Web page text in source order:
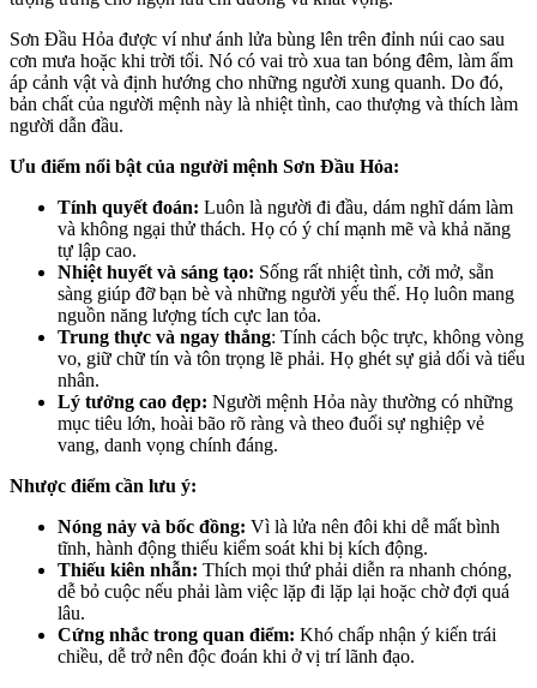
Sơn Đầu Hỏa được ví như ánh lửa bùng lên trên đỉnh núi cao sau
cơn mưa hoặc khi trời tối. Nó có vai trò xua tan bóng đêm, làm ấm
áp cảnh vật và định hướng cho những người xung quanh. Do đó,
bản chất của người mệnh này là nhiệt tình, cao thượng và thích làm
người dẫn đầu.
Ưu điểm nổi bật của người mệnh Sơn Đầu Hỏa:
Tính quyết đoán: Luôn là người đi đầu, dám nghĩ dám làm
và không ngại thử thách. Họ có ý chí mạnh mẽ và khả năng
tự lập cao.
Nhiệt huyết và sáng tạo: Sống rất nhiệt tình, cởi mở, sẵn
sàng giúp đỡ bạn bè và những người yếu thế. Họ luôn mang
nguồn năng lượng tích cực lan tỏa.
Trung thực và ngay thẳng: Tính cách bộc trực, không vòng
vo, giữ chữ tín và tôn trọng lẽ phải. Họ ghét sự giả dối và tiểu
nhân.
Lý tưởng cao đẹp: Người mệnh Hỏa này thường có những
mục tiêu lớn, hoài bão rõ ràng và theo đuổi sự nghiệp vẻ
vang, danh vọng chính đáng.
Nhược điểm cần lưu ý:
Nóng nảy và bốc đồng: Vì là lửa nên đôi khi dễ mất bình
tĩnh, hành động thiếu kiểm soát khi bị kích động.
Thiếu kiên nhẫn: Thích mọi thứ phải diễn ra nhanh chóng,
dễ bỏ cuộc nếu phải làm việc lặp đi lặp lại hoặc chờ đợi quá
lâu.
Cứng nhắc trong quan điểm: Khó chấp nhận ý kiến trái
chiều, dễ trở nên độc đoán khi ở vị trí lãnh đạo.